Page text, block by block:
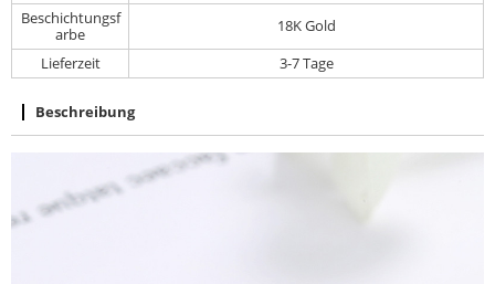
Beschichtungsf
arbe
18K Gold
Lieferzeit
3-7 Tage
Beschreibung